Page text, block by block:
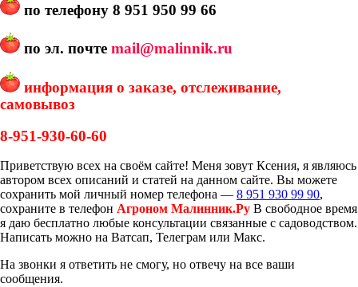
по телефону 8 951 950 99 66
по эл. почте mail@malinnik.ru
информация о заказе, отслеживание,
самовывоз
8-951-930-60-60
Приветствую всех на своём сайте! Меня зовут Ксения, я являюсь
автором всех описаний и статей на данном сайте. Вы можете
сохранить мой личный номер телефона — 8 951 930 99 90,
сохраните в телефон Агроном Малинник.Ру В свободное время
я даю бесплатно любые консультации связанные с садоводством.
Написать можно на Ватсап, Телеграм или Макс.
На звонки я ответить не смогу, но отвечу на все ваши
сообщения.